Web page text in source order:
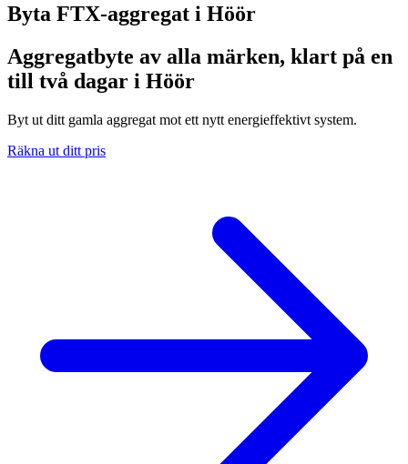
Byta FTX-aggregat i Höör
Aggregatbyte av alla märken, klart på en
till två dagar i Höör
Byt ut ditt gamla aggregat mot ett nytt energieffektivt system.
Räkna ut ditt pris